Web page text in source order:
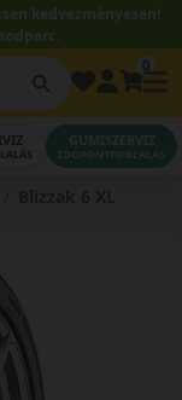
kedvezményesen!
GUMISZERVIZ
IDŐPONTFOGLALÁS